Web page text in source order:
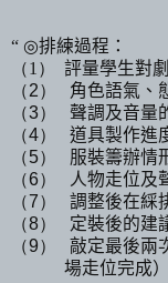
“ ◎排練過程 ：
（1）
評量學生對
（2）
角色語氣 、
（3）
聲調及音量
（4）
道具製作進
（5）
服裝籌辦情
（6）
人物走位及
（7）
調整後在綵
（8）
定裝後的建
（9）
敲定最後兩
場走位完成）